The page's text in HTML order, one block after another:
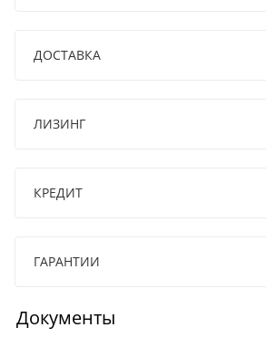
ДОСТАВКА
ЛИЗИНГ
КРЕДИТ
ГАРАНТИИ
Документы